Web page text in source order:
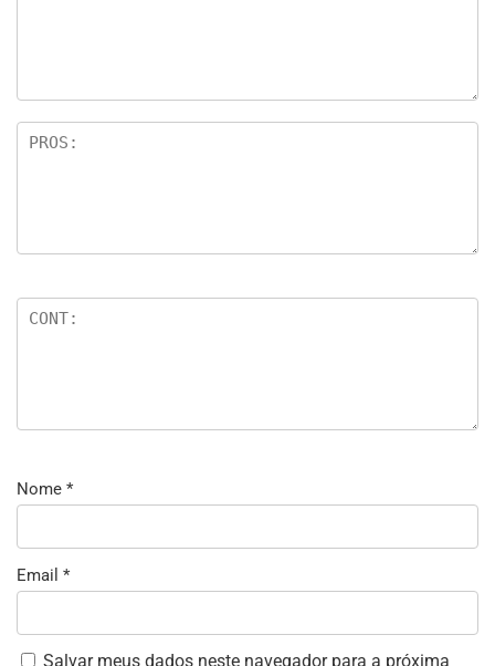
Nome *
Email *
Salvar meus dados neste navegador para a próxima